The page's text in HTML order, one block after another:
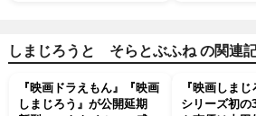
しまじろうと そらとぶふね の関連
『映画ドラえもん』『映画
しまじろう』が公開延期
『映画しま
シリーズ初